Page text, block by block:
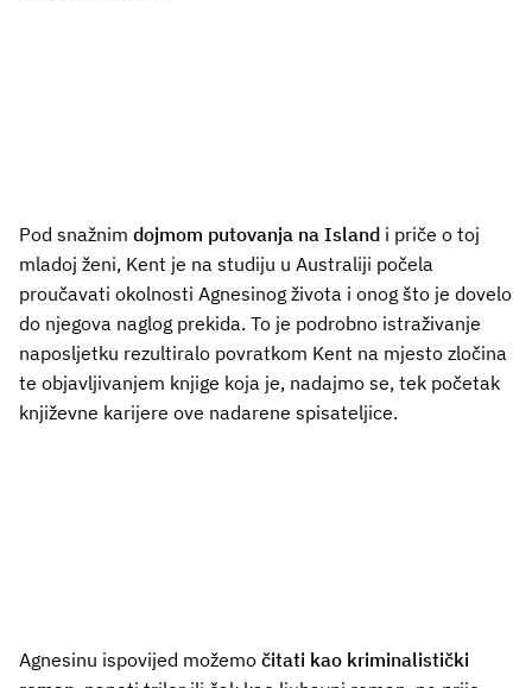
Pod snažnim dojmom putovanja na Island i priče o toj
mladoj ženi, Kent je na studiju u Australiji počela
proučavati okolnosti Agnesinog života i onog što je dovelo
do njegova naglog prekida. To je podrobno istraživanje
naposljetku rezultiralo povratkom Kent na mjesto zločina
te objavljivanjem knjige koja je, nadajmo se, tek početak
književne karijere ove nadarene spisateljice.
Agnesinu ispovijed možemo čitati kao kriminalistički